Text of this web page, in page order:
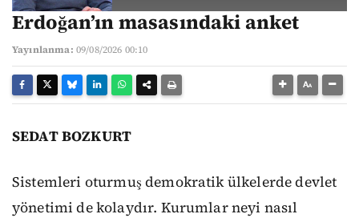
Erdoğan’ın masasındaki anket
Yayınlanma: 09/08/2026 00:10
SEDAT BOZKURT
Sistemleri oturmuş demokratik ülkelerde devlet
yönetimi de kolaydır. Kurumlar neyi nasıl